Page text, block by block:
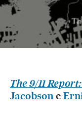
The 9/11
Jacobsone